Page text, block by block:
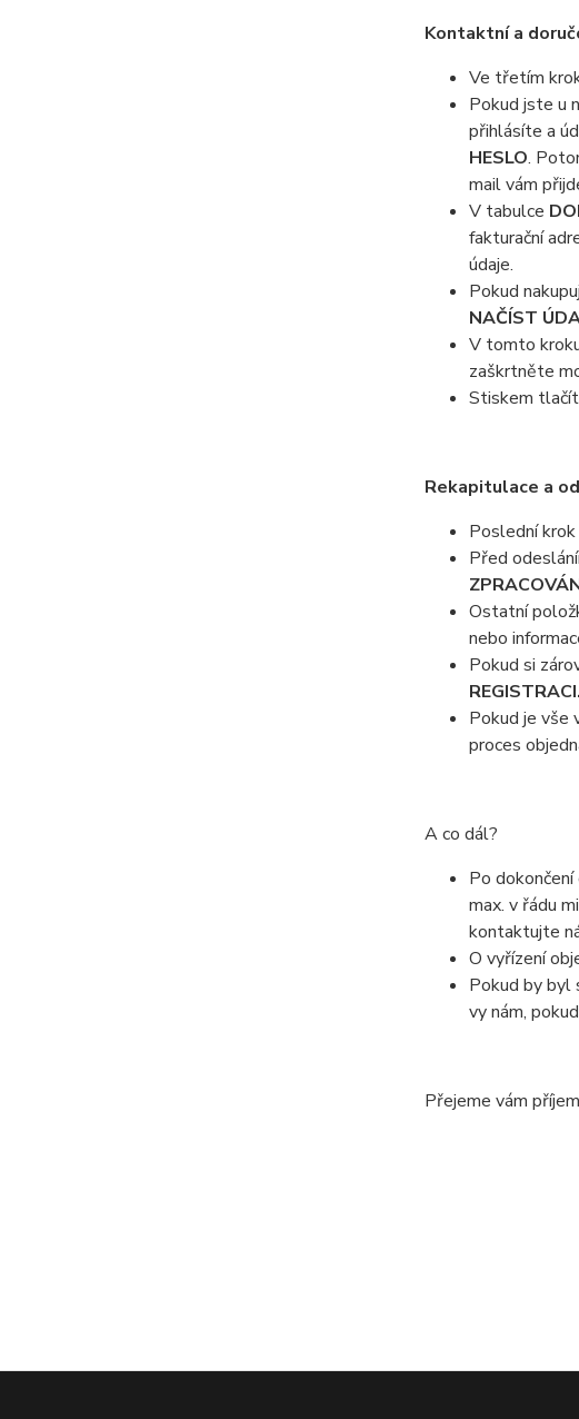
Kontaktní a
Ve třetím
Pokud jste u
přihlásíte a
HESLO.
mail vám
V tabulce
fakturační
údaje.
Pokud
NAČÍST
V tomto
zaškrtněte
Stiskem
Rekapitulace a
Poslední
Před
Ostatní
nebo
Pokud si
REGISTRACI.
Pokud je vše
proces
A co dál?
Po
max. v řádu
kontaktujte
O vyřízení
Pokud by byl
vy nám,
Přejeme vám